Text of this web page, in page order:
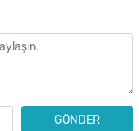
GÖNDER